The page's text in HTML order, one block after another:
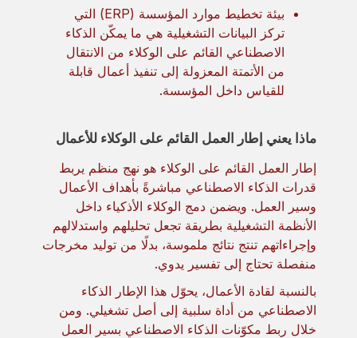
بيئة تخطيط موارد المؤسسة (ERP) التي
تركز البيانات التشغيلية هي ما يمكّن الذكاء
الاصطناعي القائم على الوكلاء من الانتقال
من الأتمتة المعزولة إلى تنفيذ أعمال قابلة
للقياس داخل المؤسسة.
ماذا يعني إطار العمل القائم على الوكلاء للأعمال
إطار العمل القائم على الوكلاء هو نهج منظم يربط
قدرات الذكاء الاصطناعي مباشرةً بأهداف الأعمال
وسير العمل. ويضمن دمج الوكلاء الأذكياء داخل
الأنظمة التشغيلية بطريقة تجعل تحليلهم واستدلالهم
وإجراءاتهم تنتج نتائج ملموسة، بدلًا من توليد مخرجات
منفصلة تحتاج إلى تفسير يدوي.
بالنسبة لقادة الأعمال، يحوّل هذا الإطار الذكاء
الاصطناعي من أداة سلبية إلى أصل تشغيلي. ومن
خلال ربط مكوّنات الذكاء الاصطناعي بسير العمل